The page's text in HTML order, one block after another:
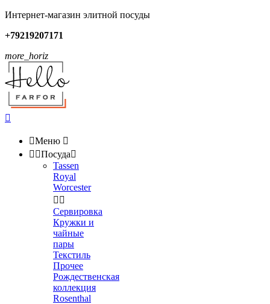
Интернет-магазин элитной посуды
+79219207171
more_horiz

Меню 
 Посуда
Tassen
Royal
Worcester
 
Сервировка
Кружки и
чайные
пары
Текстиль
Прочее
Рождественская
коллекция
Rosenthal